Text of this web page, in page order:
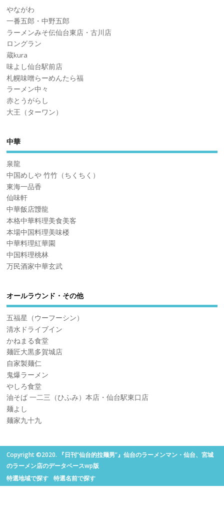
やながわ
一番五郎・中野五郎
ラーメンみそ伝仙台東店・古川店
ロングラン
蔵kura
味よし仙台駅前店
札幌味噌らーめんたら福
ラーメン中々
赤とうがらし
大王（ターワン）
中華
泉龍
中国めしや 竹竹（ちくちく）
東海一品香
仙味軒
中華飯店靉龍
本格中華料理美食美客
本場中国料理美味楼
中華料理紅華園
中国料理桃林
万民酒家中華玄武
オールラウンド・その他
五福星（ウーフーシン）
清水ドライブイン
かねまる食堂
麺匠大黒多賀城店
自家製麺仁
鬼爆ラーメン
やしろ食堂
油そば 一二三（ひふみ）本店・仙台駅東口店
麺よし
麺家九十九
Copyright ©2020. 『日刊“仙台的拉麺男”』仙台のラーメンマン・仙台、宮城
のラーメン店のデータベースwp版
特選地域で探す
特選名前で探す